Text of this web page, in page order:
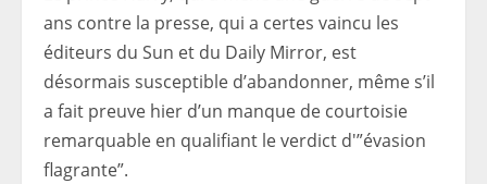
ans contre la presse, qui a certes vaincu les
éditeurs du Sun et du Daily Mirror, est
désormais susceptible d’abandonner, même s’il
a fait preuve hier d’un manque de courtoisie
remarquable en qualifiant le verdict d'”évasion
flagrante”.